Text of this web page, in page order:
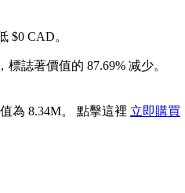
$0 CAD。
誌著價值的 87.69% 减少。
為 8.34M。 點擊這裡 立即購買